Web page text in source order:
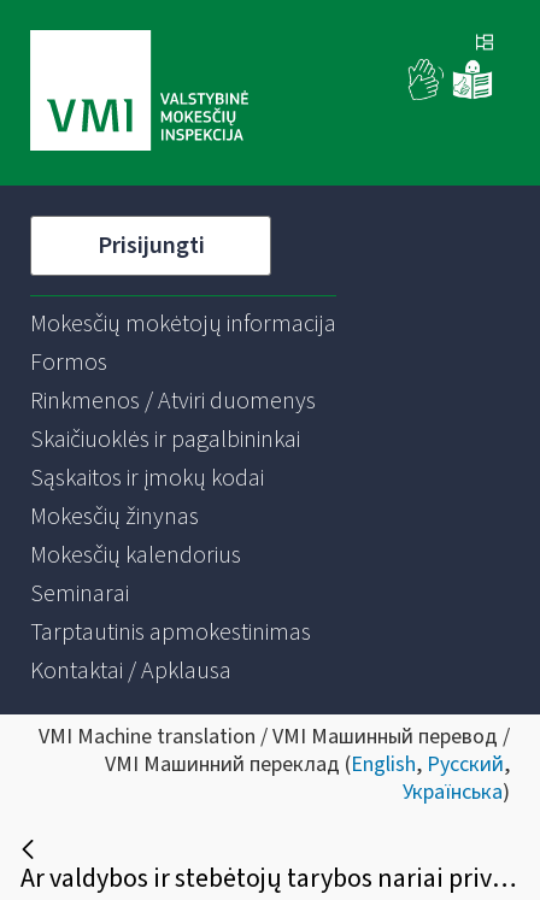
Prisijungti
Mokesčių mokėtojų informacija
Formos
Rinkmenos / Atviri duomenys
Skaičiuoklės ir pagalbininkai
Sąskaitos ir įmokų kodai
Mokesčių žinynas
Mokesčių kalendorius
Seminarai
Tarptautinis apmokestinimas
Kontaktai / Apklausa
VMI Machine translation / VMI Машинный перевод /
VMI Машинний переклад (English, Русский,
Українська)
Ar valdybos ir stebėtojų tarybos nariai privalo registruoti individualią veiklą?